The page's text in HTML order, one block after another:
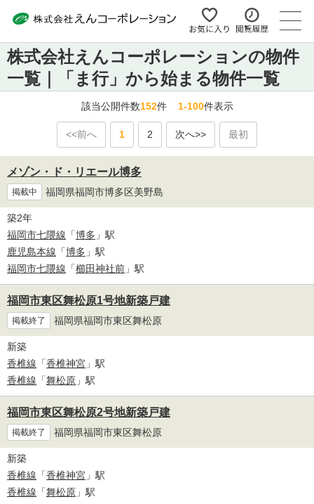
株式会社えんコーポレーションの物件
一覧｜「ま行」から始まる物件一覧
該当公開件数152件1-100件表示
<<前へ 1 2 次へ>> 最初
メゾン・ド・リエール博多
掲載中 福岡県福岡市博多区美野島
築2年
福岡市七隈線 「博多 」駅
鹿児島本線 「博多 」駅
福岡市七隈線 「櫛田神社前 」駅
福岡市東区舞松原1号地新築戸建
掲載終了 福岡県福岡市東区舞松原
新築
香椎線 「香椎神宮 」駅
香椎線 「舞松原 」駅
福岡市東区舞松原2号地新築戸建
掲載終了 福岡県福岡市東区舞松原
新築
香椎線 「香椎神宮 」駅
香椎線 「舞松原 」駅